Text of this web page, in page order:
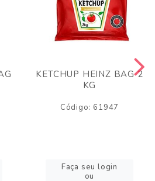
KETCHUP HEINZ BAG 2
KG
Código: 61947
Faça seu login
ou